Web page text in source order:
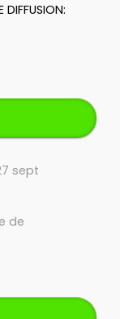
DIFFUSION:
sept
de